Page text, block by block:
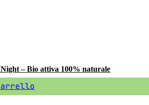
– Bio attiva 100% naturale